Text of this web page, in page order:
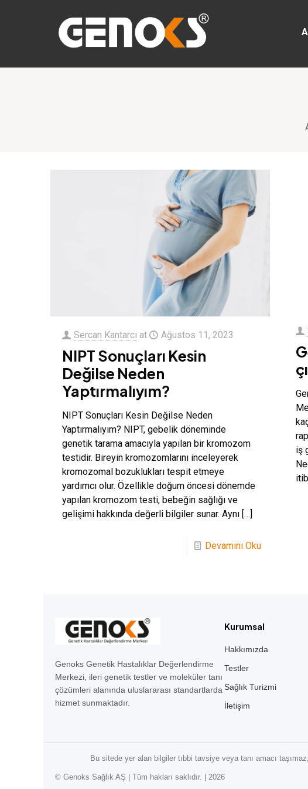
Sercan Kantarcı at Ağustos 11, 2023
NIPT Sonuçları Kesin
Değilse Neden
Yaptırmalıyım?
NIPT Sonuçları Kesin Değilse Neden
Yaptırmalıyım? NIPT, gebelik döneminde
genetik tarama amacıyla yapılan bir kromozom
testidir. Bireyin kromozomlarını inceleyerek
kromozomal bozuklukları tespit etmeye
yardımcı olur. Özellikle doğum öncesi dönemde
yapılan kromozom testi, bebeğin sağlığı ve
gelişimi hakkında değerli bilgiler sunar. Aynı[…]
Devamını Oku
iş
Genoks Genetik Hastalıklar Değerlendirme
Merkezi, ileri genetik testler ve moleküler tanı
çözümleri alanında uluslararası standartlarda
hizmet sunmaktadır.
Kurumsal
Hakkımızda
Testler
Sağlık Turizmi
İletişim
Bu sitede yer alan bilgiler tıbbi tavsiye veya tanı amacı
© Genoks Sağlık AŞ | Tüm hakları saklıdır. | 2026